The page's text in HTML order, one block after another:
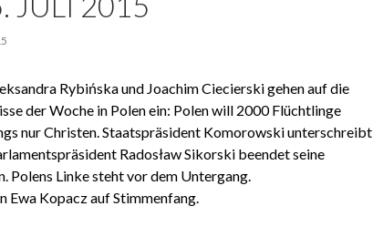
Rybińska und Joachim Ciecierski gehen auf die
der Woche in Polen ein: Polen will 2000 Flüchtlinge
nur Christen. Staatspräsident Komorowski unterschreibt
Radosław Sikorski beendet seine
Polens Linke steht vor dem Untergang.
Ewa Kopacz auf Stimmenfang.